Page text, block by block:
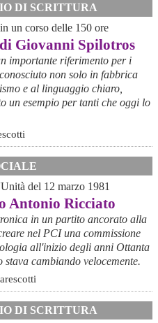
DI SCRITTURA
un corso delle 150 ore
Giovanni Spilotros
importante riferimento per i
non solo in fabbrica
e al linguaggio chiaro,
un esempio per tanti che oggi lo
del 12 marzo 1981
Antonio Ricciato
in un partito ancorato alla
nel PCI una commissione
all'inizio degli anni Ottanta
cambiando velocemente.
DI SCRITTURA